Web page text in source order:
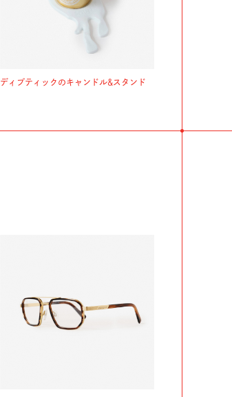
ディプティックのキャンドル&スタンド